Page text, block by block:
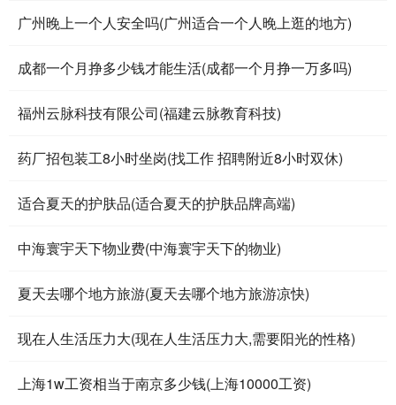
广州晚上一个人安全吗(广州适合一个人晚上逛的地方)
成都一个月挣多少钱才能生活(成都一个月挣一万多吗)
福州云脉科技有限公司(福建云脉教育科技)
药厂招包装工8小时坐岗(找工作 招聘附近8小时双休)
适合夏天的护肤品(适合夏天的护肤品牌高端)
中海寰宇天下物业费(中海寰宇天下的物业)
夏天去哪个地方旅游(夏天去哪个地方旅游凉快)
现在人生活压力大(现在人生活压力大,需要阳光的性格)
上海1w工资相当于南京多少钱(上海10000工资)